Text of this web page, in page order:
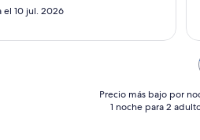
ago
el 10 jul. 2026
Precio más bajo por
1 noche para 2